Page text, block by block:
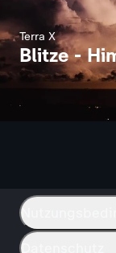
Terra X
Blitze -
Datenschutz